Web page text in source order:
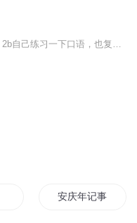
安庆年记事